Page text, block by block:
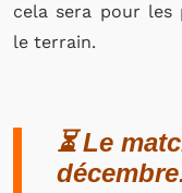
cela sera pour les
le terrain.
⏳ Le